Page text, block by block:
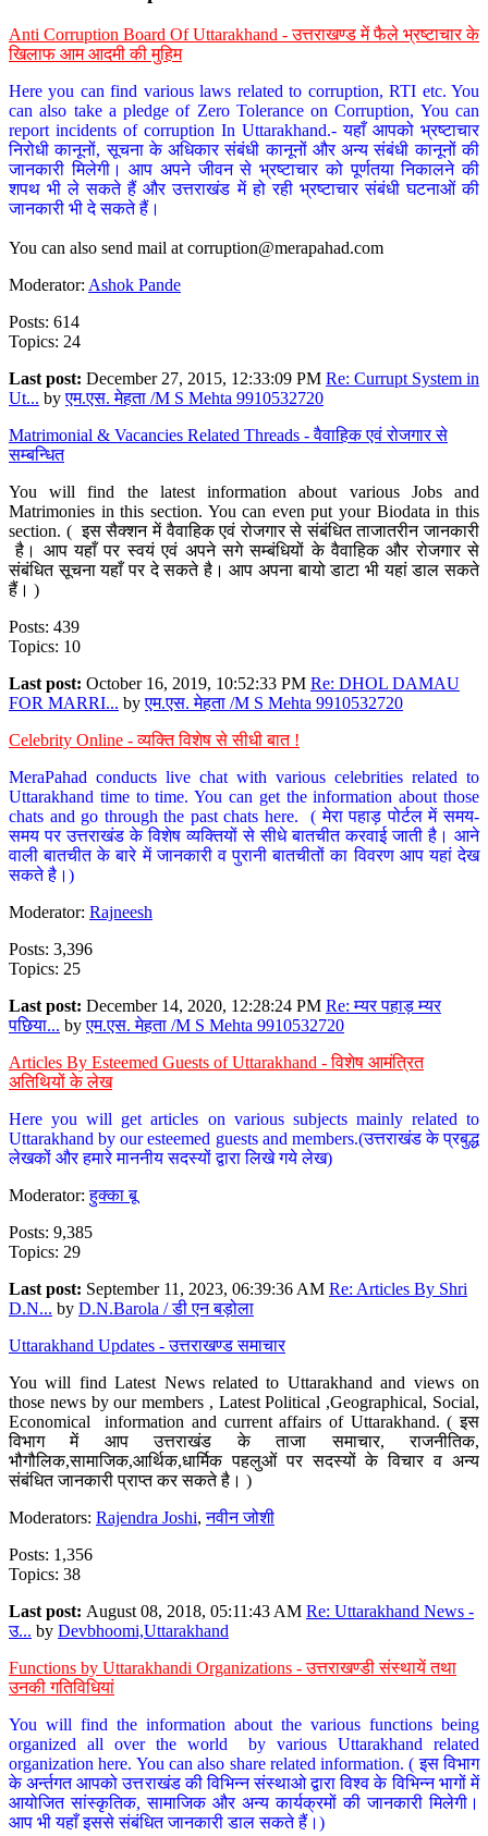
Anti Corruption Board Of Uttarakhand - उत्तराखण्ड में फैले भ्रष्टाचार के
खिलाफ आम आदमी की मुहिम
Here you can find various laws related to corruption, RTI etc. You
can also take a pledge of Zero Tolerance on Corruption, You can
report incidents of corruption In Uttarakhand.- यहाँ आपको भ्रष्टाचार
निरोधी कानूनों, सूचना के अधिकार संबंधी कानूनों और अन्य संबंधी कानूनों की
जानकारी मिलेगी। आप अपने जीवन से भ्रष्टाचार को पूर्णतया निकालने की
शपथ भी ले सकते हैं और उत्तराखंड में हो रही भ्रष्टाचार संबंधी घटनाओं की
जानकारी भी दे सकते हैं।
You can also send mail at corruption@merapahad.com
Moderator: Ashok Pande
Posts: 614
Topics: 24
Last post: December 27, 2015, 12:33:09 PM Re: Currupt System in
Ut... byएम.एस. मेहता /M S Mehta 9910532720
Matrimonial & Vacancies Related Threads - वैवाहिक एवं रोजगार से
सम्बन्धित
You will find the latest information about various Jobs and
Matrimonies in this section. You can even put your Biodata in this
section. ( इस सैक्शन में वैवाहिक एवं रोजगार से संबंधित ताजातरीन जानकारी
है। आप यहाँ पर स्वयं एवं अपने सगे सम्बंधियों के वैवाहिक और रोजगार से
संबंधित सूचना यहाँ पर दे सकते है। आप अपना बायो डाटा भी यहां डाल सकते
हैं। )
Posts: 439
Topics: 10
Last post: October 16, 2019, 10:52:33 PM Re: DHOL DAMAU
FOR MARRI... byएम.एस. मेहता /M S Mehta 9910532720
Celebrity Online - व्यक्ति विशेष से सीधी बात !
MeraPahad conducts live chat with various celebrities related to
Uttarakhand time to time. You can get the information about those
chats and go through the past chats here. ( मेरा पहाड़ पोर्टल में समय-
समय पर उत्तराखंड के विशेष व्यक्तियों से सीधे बातचीत करवाई जाती है। आने
वाली बातचीत के बारे में जानकारी व पुरानी बातचीतों का विवरण आप यहां देख
सकते है।)
Moderator: Rajneesh
Posts: 3,396
Topics: 25
Last post: December 14, 2020, 12:28:24 PM Re: म्यर पहाड़ म्यर
पछिया... byएम.एस. मेहता /M S Mehta 9910532720
Articles By Esteemed Guests of Uttarakhand - विशेष आमंत्रित
अतिथियों के लेख
Here you will get articles on various subjects mainly related to
Uttarakhand by our esteemed guests and members.(उत्तराखंड के प्रबुद्ध
लेखकों और हमारे माननीय सदस्यों द्वारा लिखे गये लेख)
Moderator:हुक्का बू
Posts: 9,385
Topics: 29
Last post: September 11, 2023, 06:39:36 AM Re: Articles By Shri
D.N... by D.N.Barola / डी एन बड़ोला
Uttarakhand Updates - उत्तराखण्ड समाचार
You will find Latest News related to Uttarakhand and views on
those news by our members , Latest Political ,Geographical, Social,
Economical information and current affairs of Uttarakhand. ( इस
विभाग में आप उत्तराखंड के ताजा समाचार, राजनीतिक,
भौगौलिक,सामाजिक,आर्थिक,धार्मिक पहलुओं पर सदस्यों के विचार व अन्य
संबंधित जानकारी प्राप्त कर सकते है। )
Moderators: Rajendra Joshi,नवीन जोशी
Posts: 1,356
Topics: 38
Last post: August 08, 2018, 05:11:43 AM Re: Uttarakhand News -
उ... by Devbhoomi,Uttarakhand
Functions by Uttarakhandi Organizations - उत्तराखण्डी संस्थायें तथा
उनकी गतिविधियां
You will find the information about the various functions being
organized all over the world by various Uttarakhand related
organization here. You can also share related information. ( इस विभाग
के अर्न्तगत आपको उत्तराखंड की विभिन्न संस्थाओ द्वारा विश्व के विभिन्न भागों में
आयोजित सांस्कृतिक, सामाजिक और अन्य कार्यक्रमों की जानकारी मिलेगी।
आप भी यहाँ इससे संबंधित जानकारी डाल सकते हैं।)